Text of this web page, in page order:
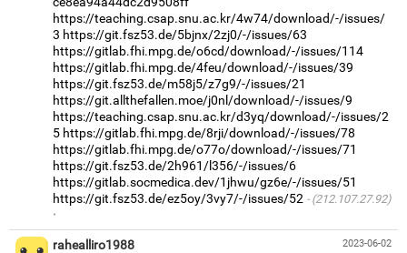
https://teaching.csap.snu.ac.kr/4w74/download/-/issues/
3 https://git.fsz53.de/5bjnx/2zj0/-/issues/63
https://gitlab.fhi.mpg.de/o6cd/download/-/issues/114
https://gitlab.fhi.mpg.de/4feu/download/-/issues/39
https://git.fsz53.de/m58j5/z7g9/-/issues/21
https://git.allthefallen.moe/j0nl/download/-/issues/9
https://teaching.csap.snu.ac.kr/d3yq/download/-/issues/2
5 https://gitlab.fhi.mpg.de/8rji/download/-/issues/78
https://gitlab.fhi.mpg.de/o77o/download/-/issues/71
https://git.fsz53.de/2h961/l356/-/issues/6
https://gitlab.socmedica.dev/1jhwu/gz6e/-/issues/51
https://git.fsz53.de/ez5oy/3vy7/-/issues/52
(212.107.27.92)
·
2023-06-02
rahealliro1988